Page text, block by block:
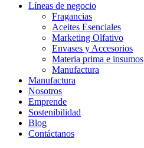
Líneas de negocio
Fragancias
Aceites Esenciales
Marketing Olfativo
Envases y Accesorios
Materia prima e insumos
Manufactura
Manufactura
Nosotros
Emprende
Sostenibilidad
Blog
Contáctanos